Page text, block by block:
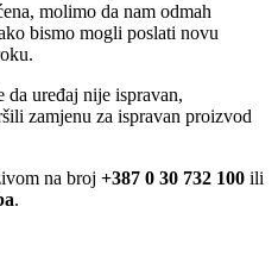
molimo da nam odmah
bismo mogli poslati novu
uređaj nije ispravan,
zamjenu za ispravan proizvod
na broj +387 0 30 732 100 ili
.